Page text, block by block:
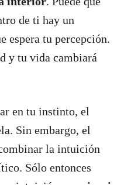
de ti hay un
espera tu percepción.
y tu vida cambiará
en tu instinto, el
Sin embargo, el
la intuición
Sólo entonces